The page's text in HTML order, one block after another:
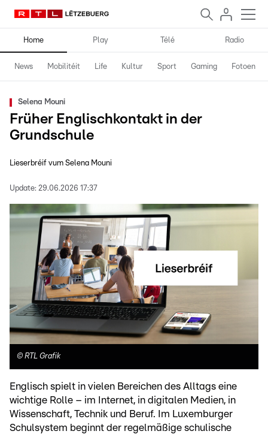
Home Play Télé Radio
News Mobilitéit Life Kultur Sport Gaming Fotoen
Selena Mouni
Früher Englischkontakt in der
Grundschule
Lieserbréif vum Selena Mouni
Update: 29.06.2026 17:37
© RTL Grafik
Englisch spielt in vielen Bereichen des Alltags eine
wichtige Rolle – im Internet, in digitalen Medien, in
Wissenschaft, Technik und Beruf. Im Luxemburger
Schulsystem beginnt der regelmäßige schulische